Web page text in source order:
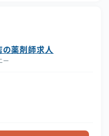
薬剤師求人
ー